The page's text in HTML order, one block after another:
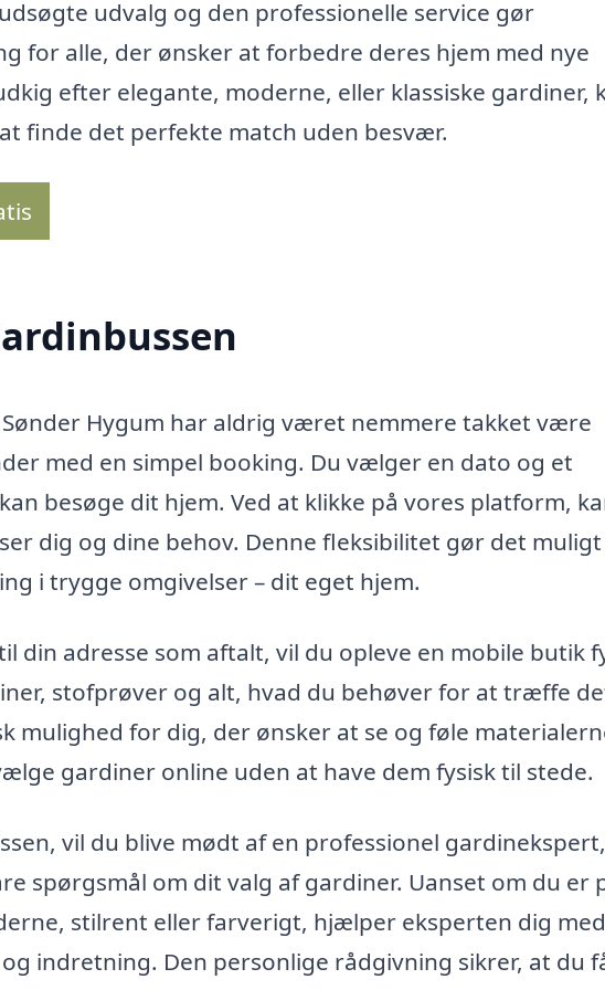
udvalg og den professionelle service gør
for alle, der ønsker at forbedre deres hjem med nye
efter elegante, moderne, eller klassiske gardiner,
finde det perfekte match uden besvær.
Hygum har aldrig været nemmere takket være
med en simpel booking. Du vælger en dato og et
besøge dit hjem. Ved at klikke på vores platform,
dig og dine behov. Denne fleksibilitet gør det
i trygge omgivelser – dit eget hjem.
din adresse som aftalt, vil du opleve en mobile butik
stofprøver og alt, hvad du behøver for at træffe
mulighed for dig, der ønsker at se og føle
gardiner online uden at have dem fysisk til stede.
vil du blive mødt af en professionel
spørgsmål om dit valg af gardiner. Uanset om du er
stilrent eller farverigt, hjælper eksperten dig
indretning. Den personlige rådgivning sikrer, at du